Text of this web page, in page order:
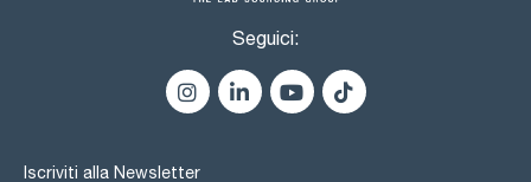
Seguici:
Iscriviti alla Newsletter